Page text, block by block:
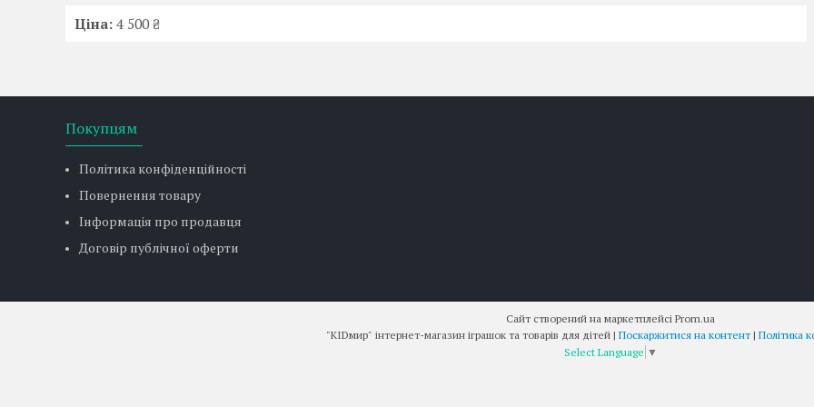
Ціна: 4 500 ₴
Покупцям
Політика конфіденційності
Повернення товару
Інформація про продавця
Договір публічної оферти
Сайт створений на маркетплейсі Prom.ua
"KIDмир" інтернет-магазин іграшок та товарів для дітей | Поскаржитися на контент | Політика
Select Language ▼